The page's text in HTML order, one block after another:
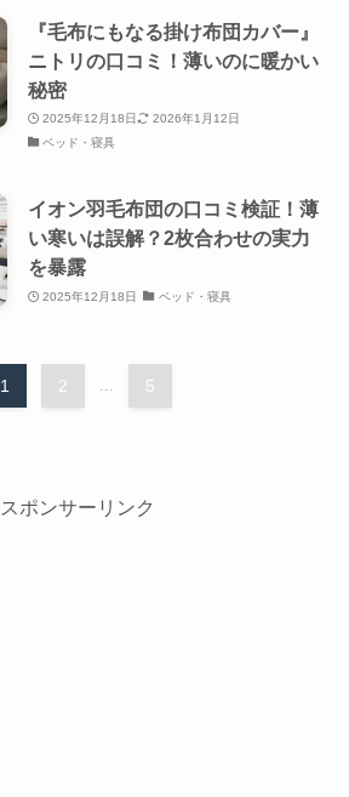
『毛布にもなる掛け布団カバー』
ニトリの口コミ！薄いのに暖かい
秘密
2025年12月18日
2026年1月12日
ベッド・寝具
イオン羽毛布団の口コミ検証！薄
い寒いは誤解？2枚合わせの実力
を暴露
2025年12月18日 ベッド・寝具
1 2 5
スポンサーリンク